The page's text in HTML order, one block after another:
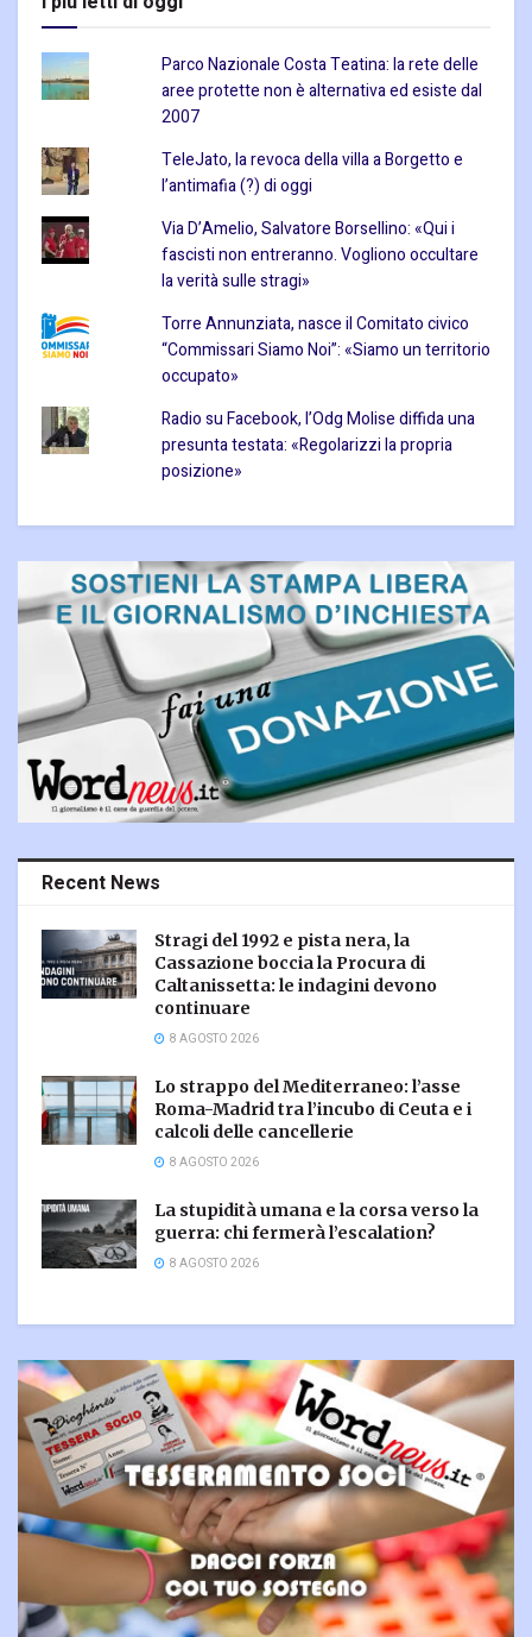
Parco Nazionale Costa Teatina: la rete delle
aree protette non è alternativa ed esiste dal
2007
TeleJato, la revoca della villa a Borgetto e
l’antimafia (?) di oggi
Via D’Amelio, Salvatore Borsellino: «Qui i
fascisti non entreranno. Vogliono occultare
la verità sulle stragi»
Torre Annunziata, nasce il Comitato civico
“Commissari Siamo Noi”: «Siamo un territorio
occupato»
Radio su Facebook, l’Odg Molise diffida una
presunta testata: «Regolarizzi la propria
posizione»
Recent News
Stragi del 1992 e pista nera, la
Cassazione boccia la Procura di
Caltanissetta: le indagini devono
continuare
8 AGOSTO 2026
Lo strappo del Mediterraneo: l’asse
Roma-Madrid tra l’incubo di Ceuta e i
calcoli delle cancellerie
8 AGOSTO 2026
La stupidità umana e la corsa verso la
guerra: chi fermerà l’escalation?
8 AGOSTO 2026